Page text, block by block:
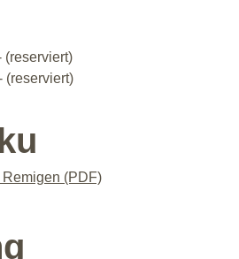
(reserviert)
(reserviert)
(PDF)